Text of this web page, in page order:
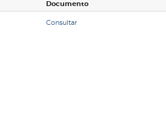
Documento
Consultar